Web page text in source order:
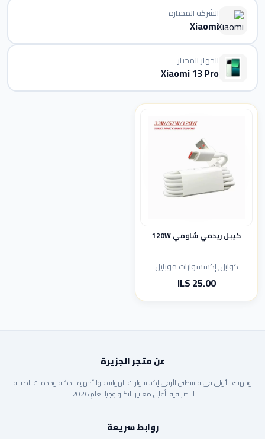
الشركة المختارة
Xiaomi
الجهاز المختار
Xiaomi 13 Pro
كيبل ريدمي شاومي 120W
كوابل, إكسسوارات موبايل
25.00 ILS
عن متجر الجزيرة
وجهتك الأولى في فلسطين لأرقى إكسسوارات الهواتف والأجهزة الذكية وخدمات الصيانة
الاحترافية بأعلى معايير التكنولوجيا لعام 2026.
روابط سريعة